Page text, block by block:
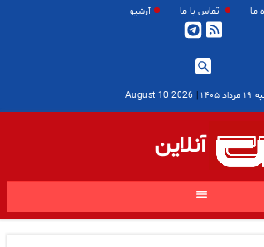
ما تماس با ما آرشیو
۱۴۰۵ |
2026 August 10
آنلاین